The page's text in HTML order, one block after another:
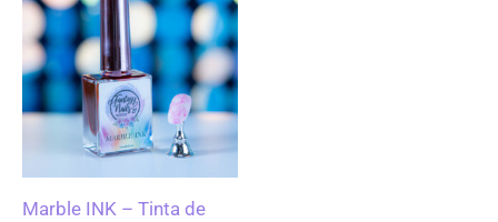
Marble INK – Tinta de